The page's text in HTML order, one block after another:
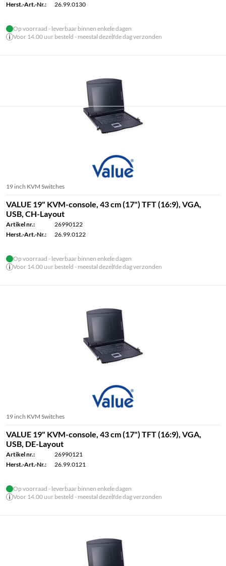
Herst.-Art.-Nr.:
26.99.0130
Op voorraad - leverbaar binnen enkele dagen
Voor 14.00 uur besteld - meestal dezelfde dag verzonden
19 inch KVM Switches
VALUE 19" KVM-console, 43 cm (17") TFT (16:9), VGA,
USB, CH-Layout
Artikel nr.:
26990122
Herst.-Art.-Nr.:
26.99.0122
Op voorraad - leverbaar binnen enkele dagen
Voor 14.00 uur besteld - meestal dezelfde dag verzonden
19 inch KVM Switches
VALUE 19" KVM-console, 43 cm (17") TFT (16:9), VGA,
USB, DE-Layout
Artikel nr.:
26990121
Herst.-Art.-Nr.:
26.99.0121
Op voorraad - leverbaar binnen enkele dagen
Voor 14.00 uur besteld - meestal dezelfde dag verzonden